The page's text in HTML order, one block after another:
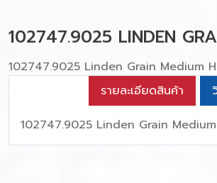
102747.9025 LINDEN
102747.9025 Linden Grain Medium
รายละเอียดสินค้า
102747.9025 Linden Grain